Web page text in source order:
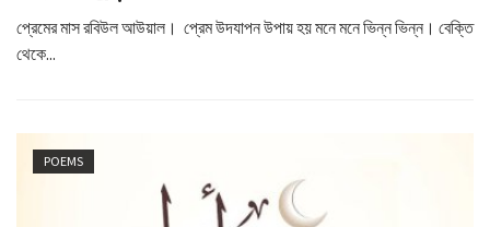
প্রেমের মাস রবিউল আউয়াল। প্রেম উদযাপন উপায় হয় মনে মনে ভিন্ন ভিন্ন। বেক্তি
থেকে...
POEMS